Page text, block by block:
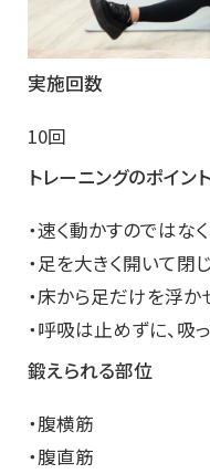
実施回数
10回
トレーニングのポイント
・速く動かすのではな
・足を大きく開いて閉
・床から足だけを浮か
・呼吸は止めずに、吸
鍛えられる部位
・腹横筋
・腹直筋